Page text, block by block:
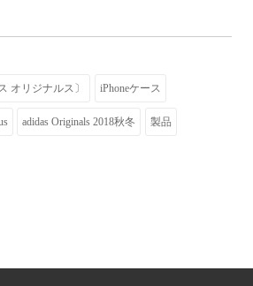
オリジナルス〕 iPhoneケース
adidas Originals 2018秋冬 製品